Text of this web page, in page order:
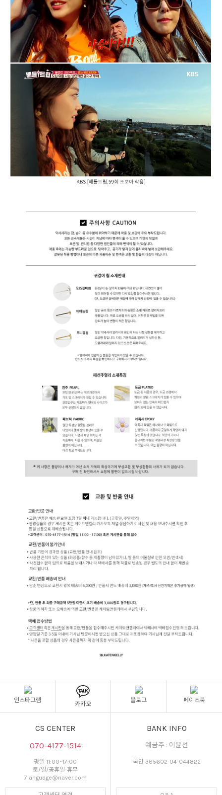
인스타그램
카카오
블로그 페이스북
CS CENTER
070-4177-1514
평일 11:00~17:00
토/일/공휴일-휴무
7language@naver.com
BANK INFO
예금주 : 이윤선
국민 365602-04-044822